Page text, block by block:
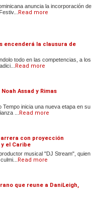
anuncia la incorporación de
Read more
encenderá la clausura de
todo en las competencias, a los
Read more
Assad y Rimas
Tempo inicia una nueva etapa en su
...
Read more
con proyección
el Caribe
musical "DJ Stream", quien
Read more
que reune a DaniLeigh,